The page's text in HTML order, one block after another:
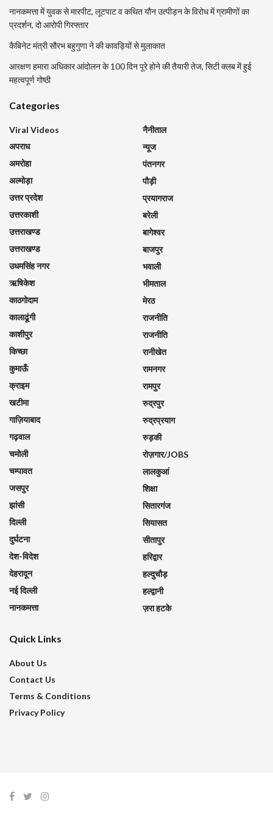
नानकमत्ता में युवक से मारपीट, लूटपाट व कथित यौन उत्पीड़न के विरोध में ग्रामीणों का
प्रदर्शन, दो आरोपी गिरफ्तार
कैबिनेट मंत्री सौरभ बहुगुणा ने की कावड़ियों से मुलाकात
आरक्षण हमारा अधिकार आंदोलन के 100 दिन पूरे होने की तैयारी तेज, सिटी क्लब में हुई
महत्वपूर्ण गोष्ठी
Categories
Viral Videos
अपराध
अमरोहा
अल्मोड़ा
उत्तर प्रदेश
उत्तरकाशी
उत्तराखण्ड
उत्तराखण्ड
उधमसिंह नगर
ऋषिकेश
काठगोदाम
कालाढूंगी
काशीपुर
किच्छा
कुमाऊँ
क्राइम
खटीमा
गाज़ियाबाद
गढ़वाल
चमोली
चम्पावत
जसपुर
झांसी
दिल्ली
दुर्घटना
देश-विदेश
देहरादून
नई दिल्ली
नानकमत्ता
नैनीताल
न्यूज
पंतनगर
पौड़ी
प्रयागराज
बरेली
बागेश्वर
बाजपुर
भवाली
भीमताल
मेरठ
राजनीति
राजनीति
रानीखेत
रामनगर
रामपुर
रुद्रपुर
रुद्रप्रयाग
रुड़की
रोज़गार/JOBS
लालकुआं
शिक्षा
सितारगंज
सियासत
सीतापुर
हरिद्वार
हल्दुचौड़
हल्द्वानी
ज़रा हटके
Quick Links
About Us
Contact Us
Terms & Conditions
Privacy Policy